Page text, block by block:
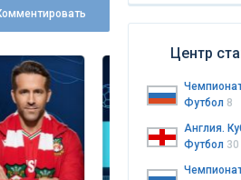
Центр
Футбол 8
Англия.
Футбол 30